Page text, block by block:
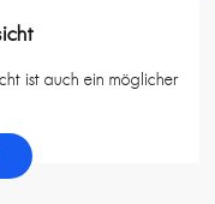
ist auch ein möglicher